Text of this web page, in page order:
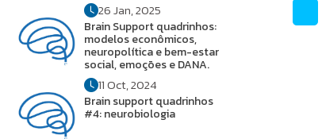
26 Jan, 2025
Brain Support quadrinhos:
modelos econômicos,
neuropolítica e bem-estar
social, emoções e DANA.
11 Oct, 2024
Brain support quadrinhos
#4: neurobiologia